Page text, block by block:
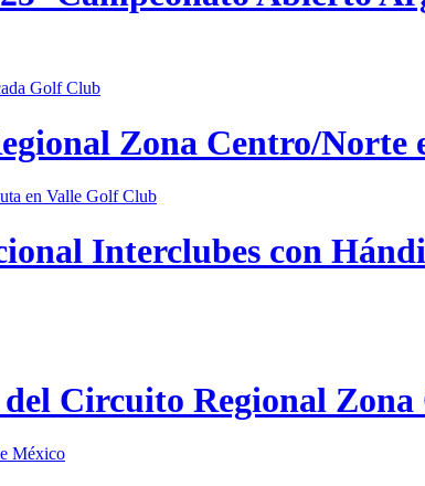
Zona Centro/
Interclubes con
Circuito Regional Zona